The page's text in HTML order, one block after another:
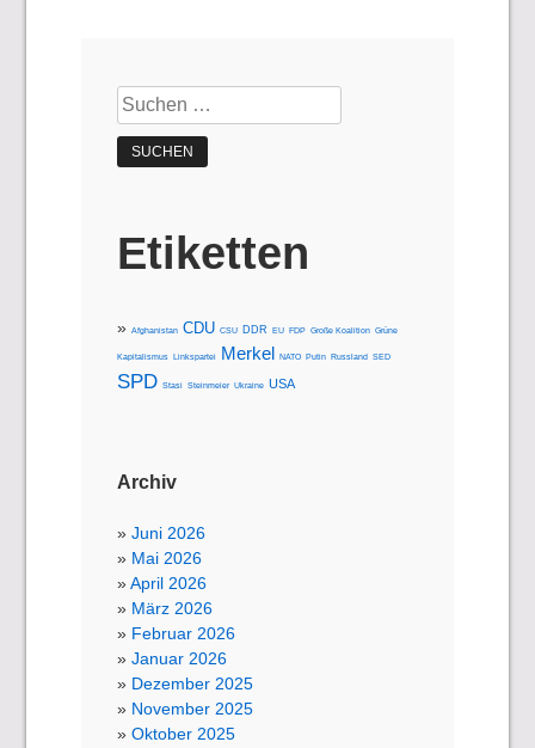
Suchen
nach:
Etiketten
Afghanistan CDU CSU DDR EU FDP Große Koalition Grüne
Kapitalismus Linkspartei Merkel NATO Putin Russland SED
SPD Stasi Steinmeier Ukraine USA
Archiv
Juni 2026
Mai 2026
April 2026
März 2026
Februar 2026
Januar 2026
Dezember 2025
November 2025
Oktober 2025